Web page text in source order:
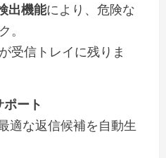
出機能により、危険な
。
受信トレイに残りま
ート
適な返信候補を自動生